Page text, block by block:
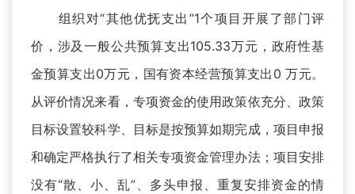
组织对“其他优抚支出”1个项目开展了部门评
价，涉及一般公共预算支出105.33万元，政府性基
金预算支出0万元，国有资本经营预算支出0 万元。
从评价情况来看，专项资金的使用政策依充分、政策
目标设置较科学、目标是按预算如期完成，项目申报
和确定严格执行了相关专项资金管理办法；项目安排
没有“散、小、乱”、多头申报、重复安排资金的情